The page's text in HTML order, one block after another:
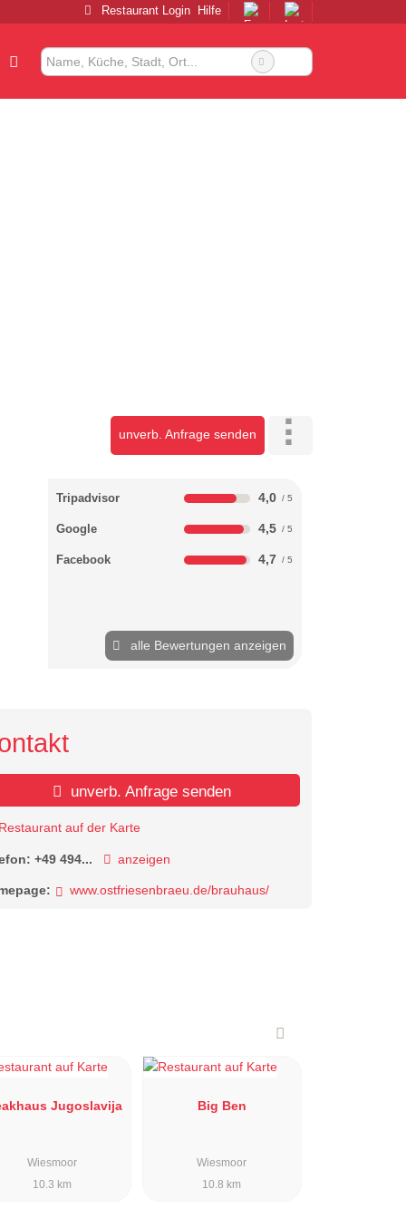
Restaurant Login Hilfe
unverb. Anfrage senden
Tripadvisor 4,0
Google 4,5
Facebook 4,7
alle Bewertungen anzeigen
unverb. Anfrage senden
Restaurant auf der Karte
+49 494... anzeigen
www.ostfriesenbraeu.de/brauhaus/
Jugoslavija
Wiesmoor
10.3 km
Big Ben
Wiesmoor
10.8 km